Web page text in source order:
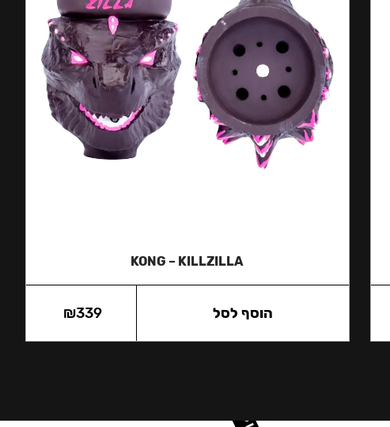
KONG – KILLZILLA
₪339 הוסף לסל